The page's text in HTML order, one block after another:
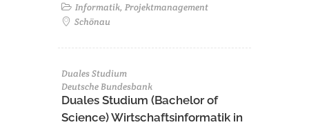
Informatik, Projektmanagement
Schönau
Duales Studium
Deutsche Bundesbank
Duales Studium (Bachelor of
Science) Wirtschaftsinformatik in